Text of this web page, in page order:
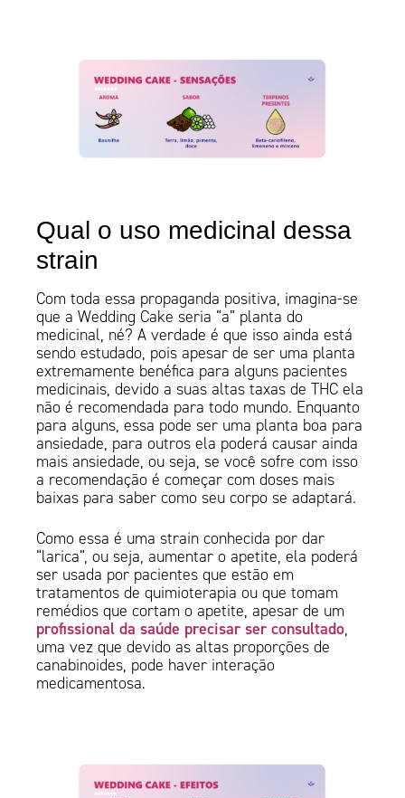
Qual o uso medicinal dessa
strain
Com toda essa propaganda positiva, imagina-se
que a Wedding Cake seria “a” planta do
medicinal, né? A verdade é que isso ainda está
sendo estudado, pois apesar de ser uma planta
extremamente benéfica para alguns pacientes
medicinais, devido a suas altas taxas de THC ela
não é recomendada para todo mundo. Enquanto
para alguns, essa pode ser uma planta boa para
ansiedade, para outros ela poderá causar ainda
mais ansiedade, ou seja, se você sofre com isso
a recomendação é começar com doses mais
baixas para saber como seu corpo se adaptará.
Como essa é uma strain conhecida por dar
“larica”, ou seja, aumentar o apetite, ela poderá
ser usada por pacientes que estão em
tratamentos de quimioterapia ou que tomam
remédios que cortam o apetite, apesar de um
profissional da saúde precisar ser consultado,
uma vez que devido as altas proporções de
canabinoides, pode haver interação
medicamentosa.